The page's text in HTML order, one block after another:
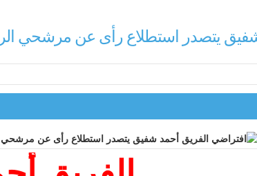
يتصدر استطلاع رأى عن مرشحي
الفريق أحمد شفيق يتصدر استطلاع رأى عن مرشحي